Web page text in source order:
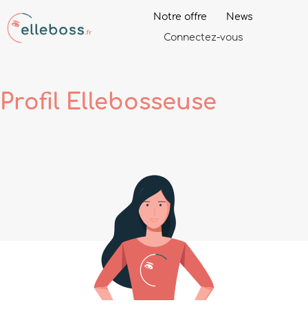
Notre offre
News
Connectez-vous
Profil Ellebosseuse